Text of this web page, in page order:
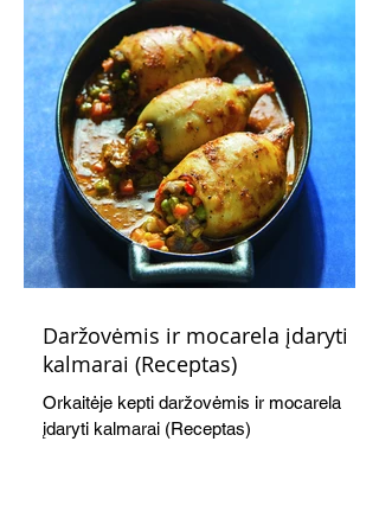
Daržovėmis ir mocarela įdaryti
kalmarai (Receptas)
Orkaitėje kepti daržovėmis ir mocarela
įdaryti kalmarai (Receptas)